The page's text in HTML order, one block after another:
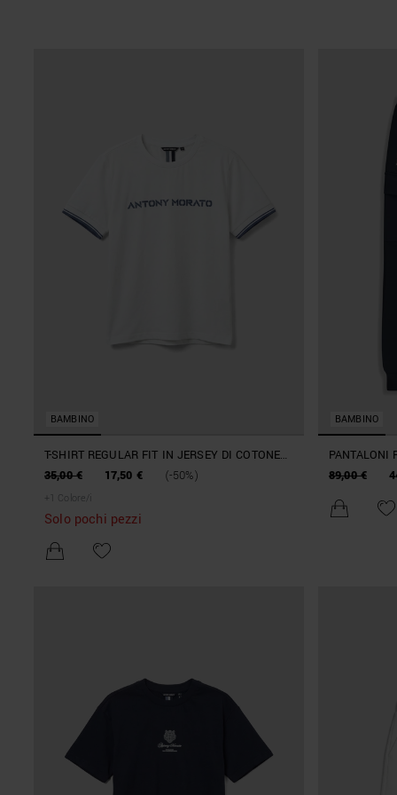
BAMBINO
T-SHIRT REGULAR FIT IN JERSEY DI COTONE
STAMPA LOGO GOMMATO
35,00 € 17,50 € (-50%)
+ Colore/i
Solo pochi pezzi
BAMBINO
PANTALONI
CARGO
89,00 €